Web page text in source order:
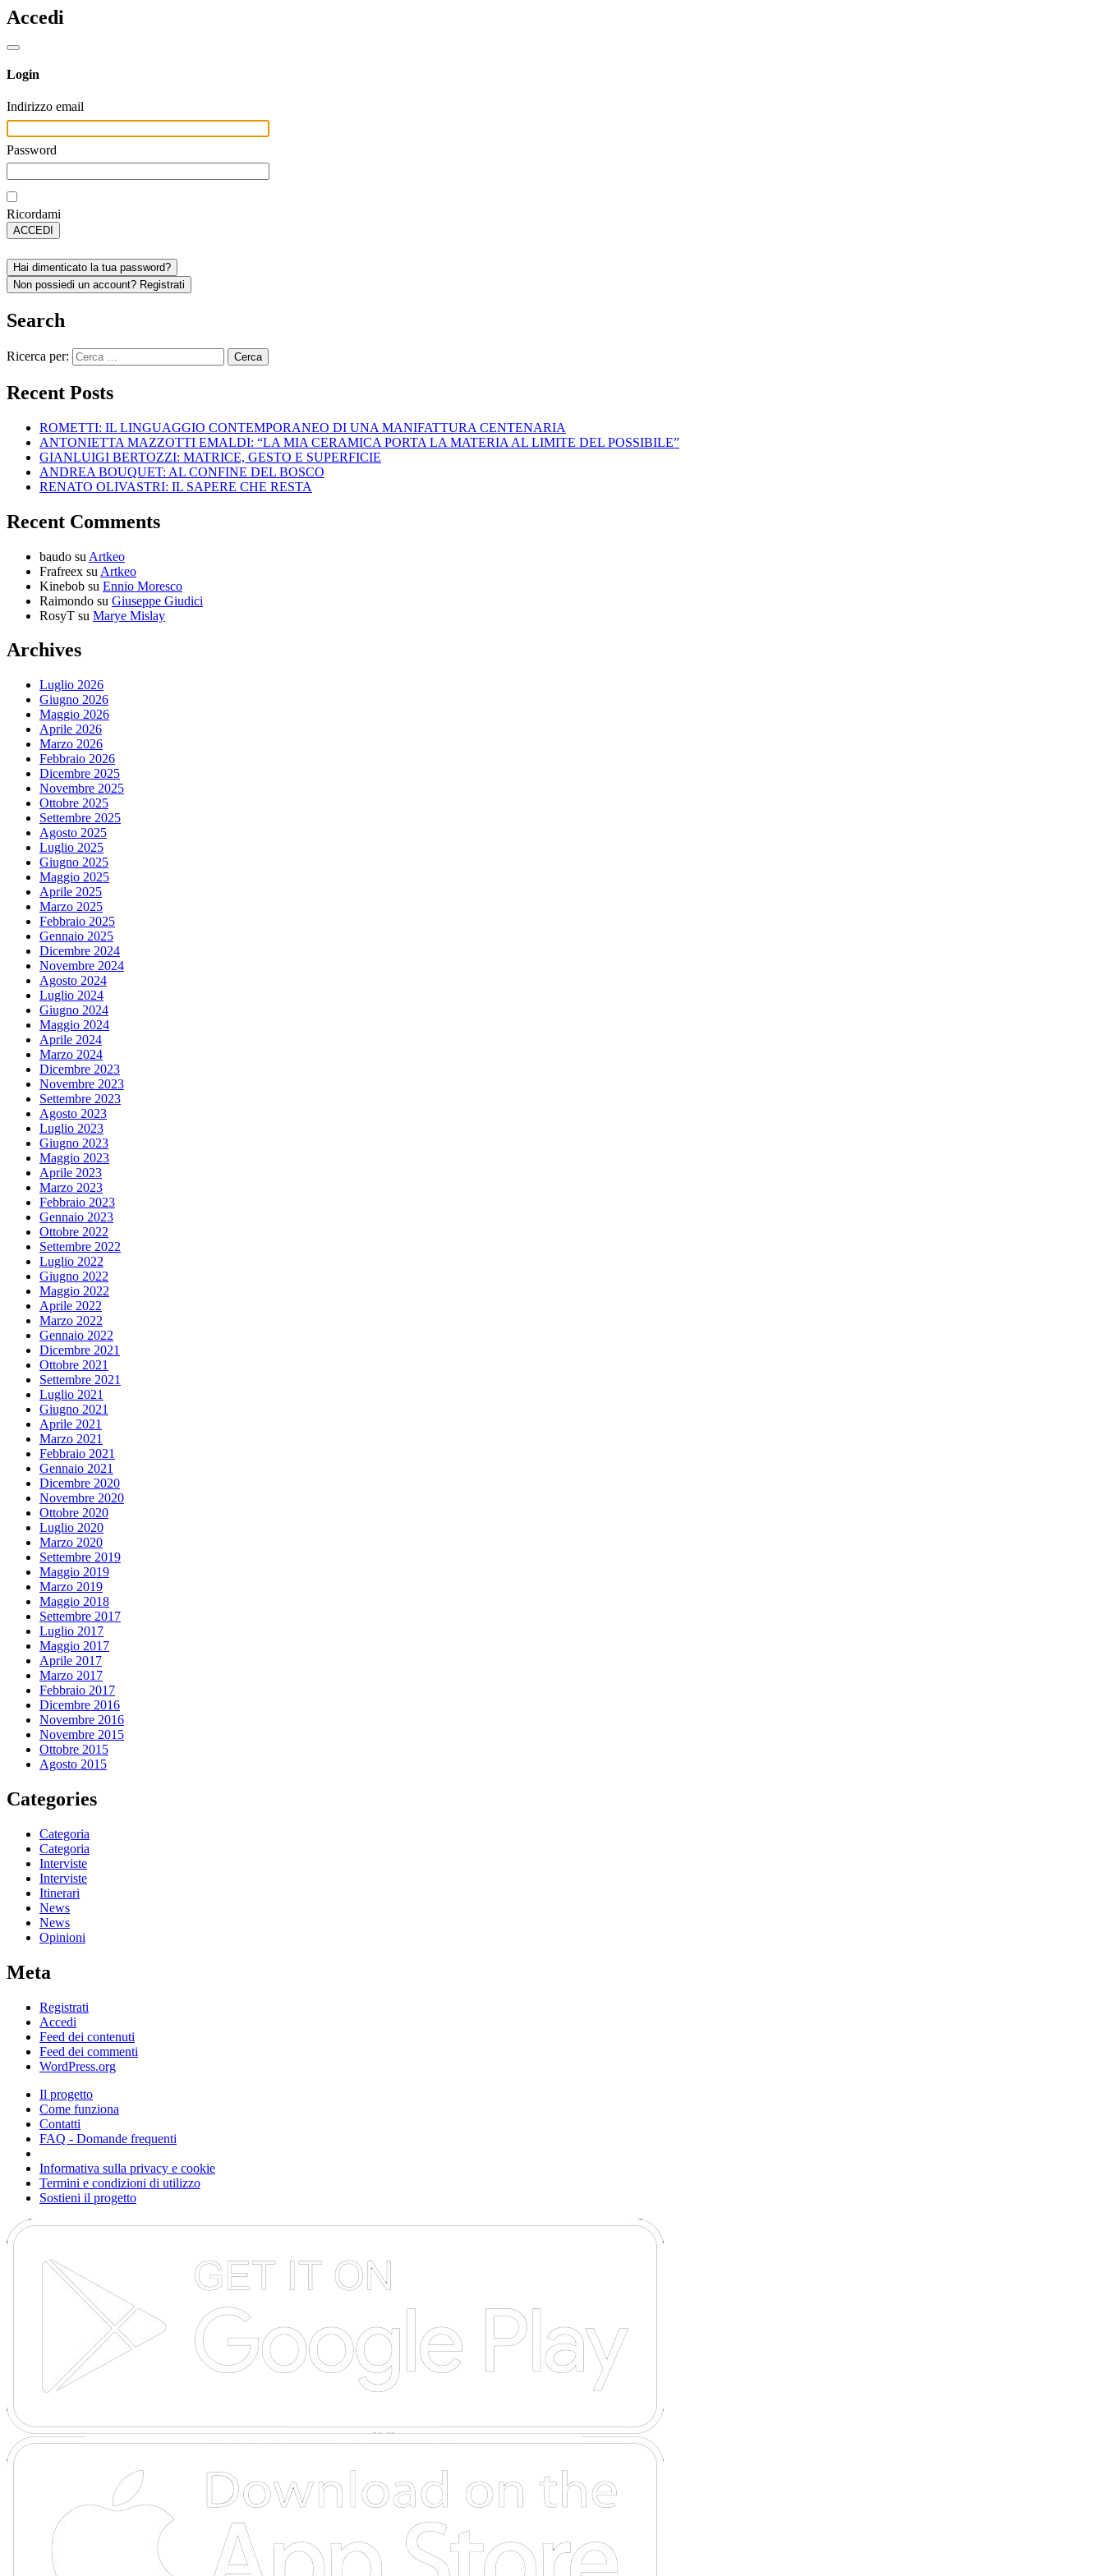
Accedi
Login
Indirizzo email
Password
Ricordami
ACCEDI
Hai dimenticato la tua password?
Non possiedi un account? Registrati
Search
Ricerca per:
Recent Posts
ROMETTI: IL LINGUAGGIO CONTEMPORANEO DI UNA MANIFATTURA CENTENARIA
ANTONIETTA MAZZOTTI EMALDI: “LA MIA CERAMICA PORTA LA MATERIA AL LIMITE DEL POSSIBILE”
GIANLUIGI BERTOZZI: MATRICE, GESTO E SUPERFICIE
ANDREA BOUQUET: AL CONFINE DEL BOSCO
RENATO OLIVASTRI: IL SAPERE CHE RESTA
Recent Comments
baudo su Artkeo
Frafreex su Artkeo
Kinebob su Ennio Moresco
Raimondo su Giuseppe Giudici
RosyT su Marye Mislay
Archives
Luglio 2026
Giugno 2026
Maggio 2026
Aprile 2026
Marzo 2026
Febbraio 2026
Dicembre 2025
Novembre 2025
Ottobre 2025
Settembre 2025
Agosto 2025
Luglio 2025
Giugno 2025
Maggio 2025
Aprile 2025
Marzo 2025
Febbraio 2025
Gennaio 2025
Dicembre 2024
Novembre 2024
Agosto 2024
Luglio 2024
Giugno 2024
Maggio 2024
Aprile 2024
Marzo 2024
Dicembre 2023
Novembre 2023
Settembre 2023
Agosto 2023
Luglio 2023
Giugno 2023
Maggio 2023
Aprile 2023
Marzo 2023
Febbraio 2023
Gennaio 2023
Ottobre 2022
Settembre 2022
Luglio 2022
Giugno 2022
Maggio 2022
Aprile 2022
Marzo 2022
Gennaio 2022
Dicembre 2021
Ottobre 2021
Settembre 2021
Luglio 2021
Giugno 2021
Aprile 2021
Marzo 2021
Febbraio 2021
Gennaio 2021
Dicembre 2020
Novembre 2020
Ottobre 2020
Luglio 2020
Marzo 2020
Settembre 2019
Maggio 2019
Marzo 2019
Maggio 2018
Settembre 2017
Luglio 2017
Maggio 2017
Aprile 2017
Marzo 2017
Febbraio 2017
Dicembre 2016
Novembre 2016
Novembre 2015
Ottobre 2015
Agosto 2015
Categories
Categoria
Categoria
Interviste
Interviste
Itinerari
News
News
Opinioni
Meta
Registrati
Accedi
Feed dei contenuti
Feed dei commenti
WordPress.org
Il progetto
Come funziona
Contatti
FAQ - Domande frequenti
Informativa sulla privacy e cookie
Termini e condizioni di utilizzo
Sostieni il progetto